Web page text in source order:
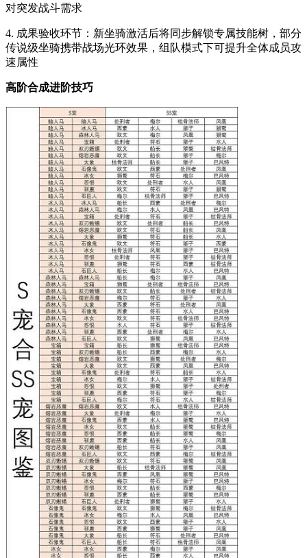
对突发战斗需求
4. 成果验收环节：新坐骑激活后将同步解锁专属技能树，部分
传说级坐骑携带战场光环效果，组队模式下可提升全体成员攻
速属性
高阶合成进阶技巧